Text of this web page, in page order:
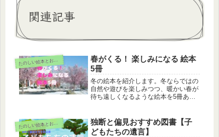
関連記事
た
のしい絵本とおもちゃ
春がくる！ 楽しみになる 絵本
5冊
冬の絵本を紹介します。冬ならではの
自然や遊びを楽しみつつ、暖かい春が
待ち遠しくなるような絵本を5冊あげ
た
のしい絵本とおもちゃ
独断と偏見おすすめ図書【子
どもたちの遺言】